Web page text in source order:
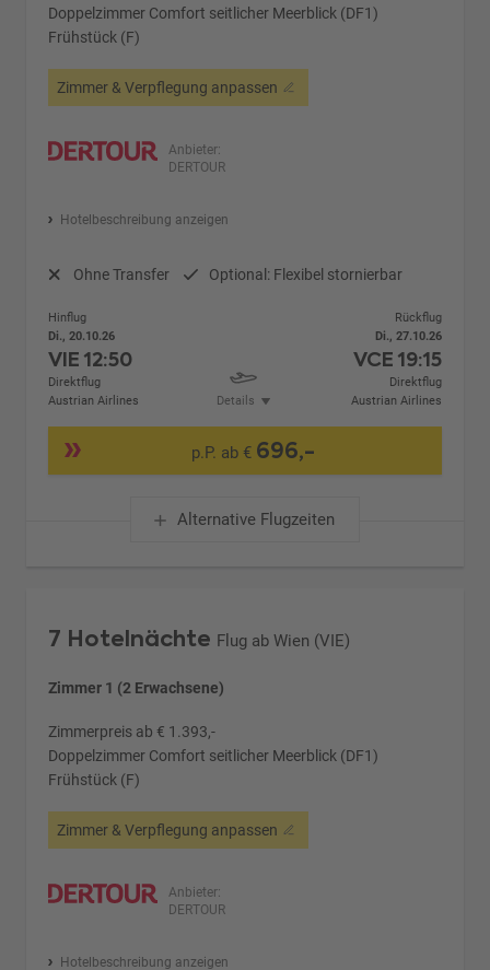
Doppelzimmer Comfort seitlicher Meerblick (DF1)
Frühstück (F)
Zimmer & Verpflegung anpassen
Anbieter:
DERTOUR
Hotelbeschreibung anzeigen
Ohne Transfer Optional: Flexibel stornierbar
Hinflug
Di., 20.10.26
VIE12:50
Direktflug
Austrian Airlines
Details
Rückflug
Di., 27.10.26
VCE 19:15
Direktflug
Austrian Airlines
p.P. ab € 696,-
Alternative Flugzeiten
7 Hotelnächte Flug ab Wien (VIE)
Zimmer 1 (2 Erwachsene)
Zimmerpreis ab € 1.393,-
Doppelzimmer Comfort seitlicher Meerblick (DF1)
Frühstück (F)
Zimmer & Verpflegung anpassen
Anbieter:
DERTOUR
Hotelbeschreibung anzeigen